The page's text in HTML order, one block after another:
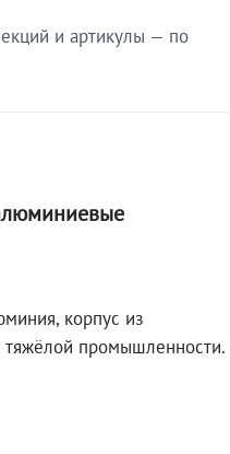
и артикулы — по
корпус из
тяжёлой промышленности.